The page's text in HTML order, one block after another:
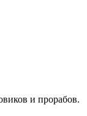
и прорабов.